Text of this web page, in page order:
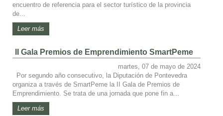
encuentro de referencia para el sector turístico de la provincia
de...
Leer más
II Gala Premios de Emprendimiento SmartPeme
martes, 07 de mayo de 2024
Por segundo año consecutivo, la Diputación de Pontevedra
organiza a través de SmartPeme la II Gala de Premios de
Emprendimiento. Se trata de una jornada que pone fin a...
Leer más